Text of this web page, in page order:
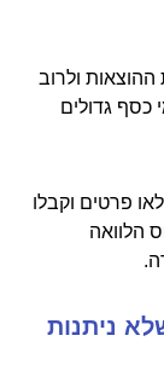
ולרוב
כסף גדולים
פרטים וקבלו
הלוואה
ניתנות